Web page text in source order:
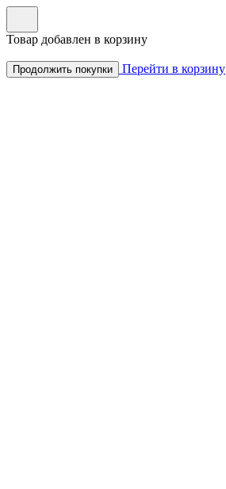
Товар добавлен в корзину
Продолжить покупки Перейти в корзину